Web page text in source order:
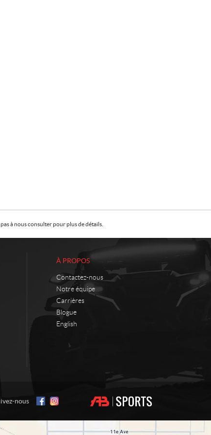
à nous consulter pour plus de détails.
À PROPOS
Contactez-nous
Notre équipe
Carrières
Blogue
English
nous